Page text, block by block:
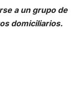
a un grupo de
domiciliarios.